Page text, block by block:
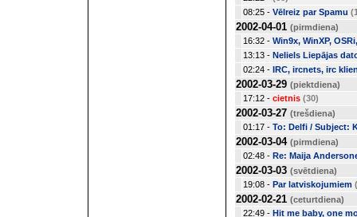
08:25 - Vēlreiz par Spamu
2002-04-01 (pirmdiena)
16:32 - Win9x, WinXP,
13:13 - Neliels Liepājas
02:24 - IRC, ircnets, irc
2002-03-29 (piektdiena)
17:12 - cietnis (30)
2002-03-27 (trešdiena)
01:17 - To: Delfi / Subject:
2002-03-04 (pirmdiena)
02:48 - Re: Maija
2002-03-03 (svētdiena)
19:08 - Par latviskojumiem
2002-02-21 (ceturtdiena)
22:49 - Hit me baby, one